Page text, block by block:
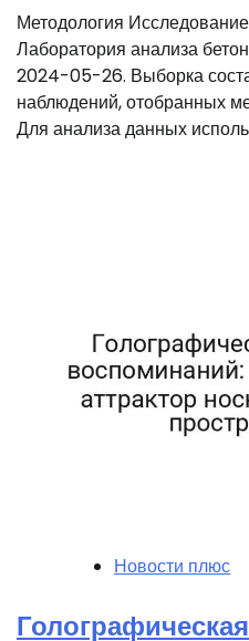
Методология
Лаборатория анализа
2024-05-26. Выборка
наблюдений, отобранных
Для анализа данных
Новости плюс